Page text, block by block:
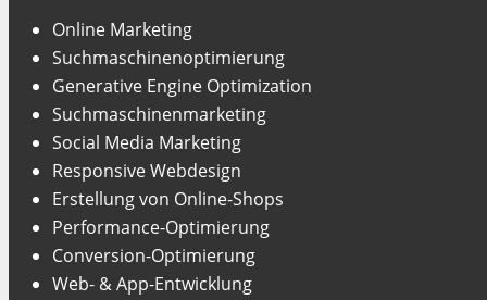
Online Marketing
Suchmaschinenoptimierung
Generative Engine Optimization
Suchmaschinenmarketing
Social Media Marketing
Responsive Webdesign
Erstellung von Online-Shops
Performance-Optimierung
Conversion-Optimierung
Web- & App-Entwicklung